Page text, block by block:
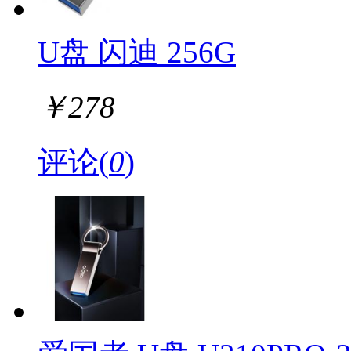
U盘 闪迪 256G
￥278
评论(0)